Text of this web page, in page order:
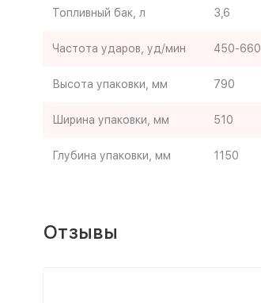
Топливный бак, л 3,6
Частота ударов, уд/мин 450-660
Высота упаковки, мм 790
Ширина упаковки, мм 510
Глубина упаковки, мм 1150
Отзывы